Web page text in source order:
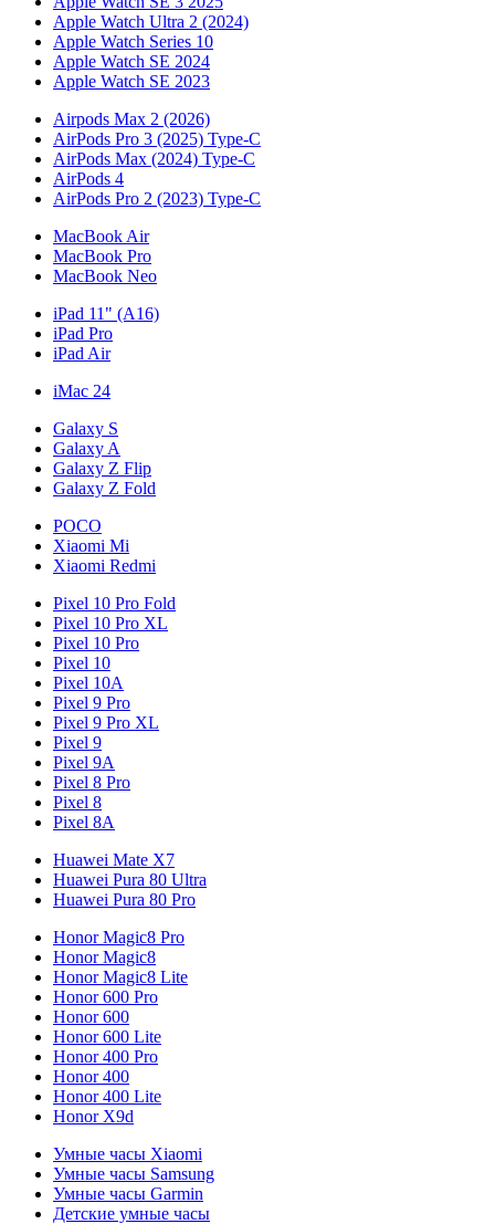
Apple Watch Ultra 2 (2024)
Apple Watch Series 10
Apple Watch SE 2024
Apple Watch SE 2023
Airpods Max 2 (2026)
AirPods Pro 3 (2025) Type-C
AirPods Max (2024) Type-C
AirPods 4
AirPods Pro 2 (2023) Type-C
MacBook Air
MacBook Pro
MacBook Neo
iPad 11" (A16)
iPad Pro
iPad Air
iMac 24
Galaxy S
Galaxy A
Galaxy Z Flip
Galaxy Z Fold
POCO
Xiaomi Mi
Xiaomi Redmi
Pixel 10 Pro Fold
Pixel 10 Pro XL
Pixel 10 Pro
Pixel 10
Pixel 10A
Pixel 9 Pro
Pixel 9 Pro XL
Pixel 9
Pixel 9A
Pixel 8 Pro
Pixel 8
Pixel 8A
Huawei Mate X7
Huawei Pura 80 Ultra
Huawei Pura 80 Pro
Honor Magic8 Pro
Honor Magic8
Honor Magic8 Lite
Honor 600 Pro
Honor 600
Honor 600 Lite
Honor 400 Pro
Honor 400
Honor 400 Lite
Honor X9d
Умные часы Xiaomi
Умные часы Samsung
Умные часы Garmin
Детские умные часы